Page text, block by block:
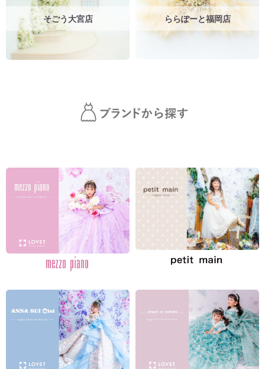
そごう大宮店 ららぽーと福岡店